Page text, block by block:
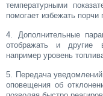
температурными
помогает избежать порчи
4. Дополнительные
отображать и другие
например уровень
5. Передача
оповещения об